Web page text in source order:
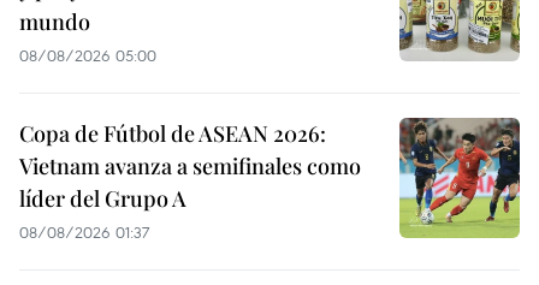
mundo
08/08/2026 05:00
Copa de Fútbol de ASEAN 2026:
Vietnam avanza a semifinales como
líder del Grupo A
08/08/2026 01:37